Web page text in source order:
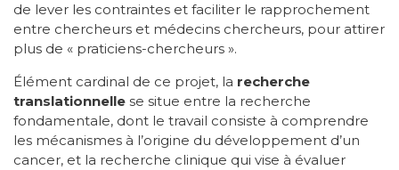
de lever les contraintes et faciliter le rapprochement
entre chercheurs et médecins chercheurs, pour attirer
plus de « praticiens-chercheurs ».
Élément cardinal de ce projet, la recherche
translationnelle se situe entre la recherche
fondamentale, dont le travail consiste à comprendre
les mécanismes à l’origine du développement d’un
cancer, et la recherche clinique qui vise à évaluer